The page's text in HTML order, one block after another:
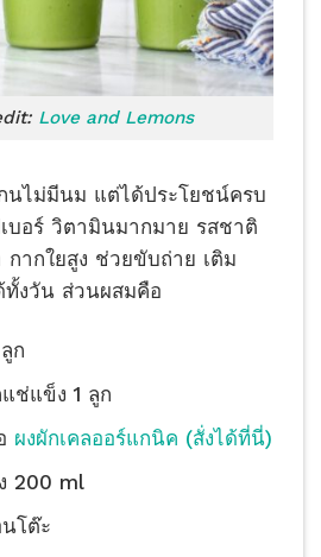
Love and Lemons
นไม่มีนม แต่ได้ประโยชน์ครบ
บอร์ วิตามินมากมาย รสชาติ
กากใยสูง ช่วยขับถ่าย เติม
ทั้งวัน ส่วนผสมคือ
ก
ช่แข็ง 1 ลูก
ผงผักเคลออร์แกนิค (สั่งได้ที่นี่)
200 ml
โต๊ะ